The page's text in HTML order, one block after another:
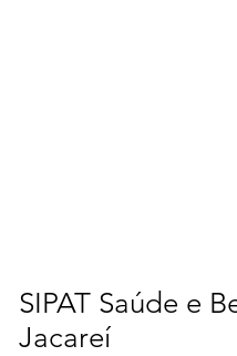
SIPAT Saúde e
Jacareí